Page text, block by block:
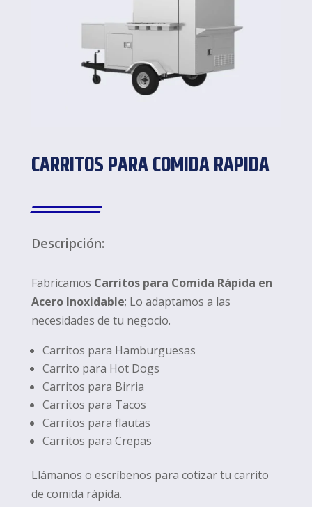
CARRITOS PARA COMIDA RAPIDA
Descripción:
Fabricamos Carritos para Comida Rápida en
Acero Inoxidable; Lo adaptamos a las
necesidades de tu negocio.
Carritos para Hamburguesas
Carrito para Hot Dogs
Carritos para Birria
Carritos para Tacos
Carritos para flautas
Carritos para Crepas
Llámanos o escríbenos para cotizar tu carrito
de comida rápida.